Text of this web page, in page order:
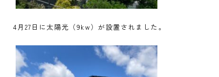
4月27日に太陽光（9kw）が設置されました。